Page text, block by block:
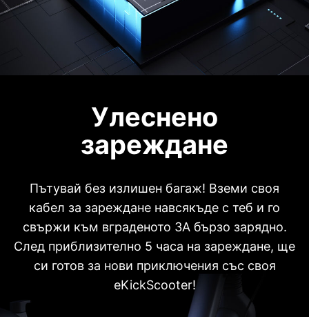
Улеснено
зареждане
Пътувай без излишен багаж! Вземи своя
кабел за зареждане навсякъде с теб и го
свържи към вграденото 3A бързо зарядно.
След приблизително 5 часа на зареждане, ще
си готов за нови приключения със своя
eKickScooter!